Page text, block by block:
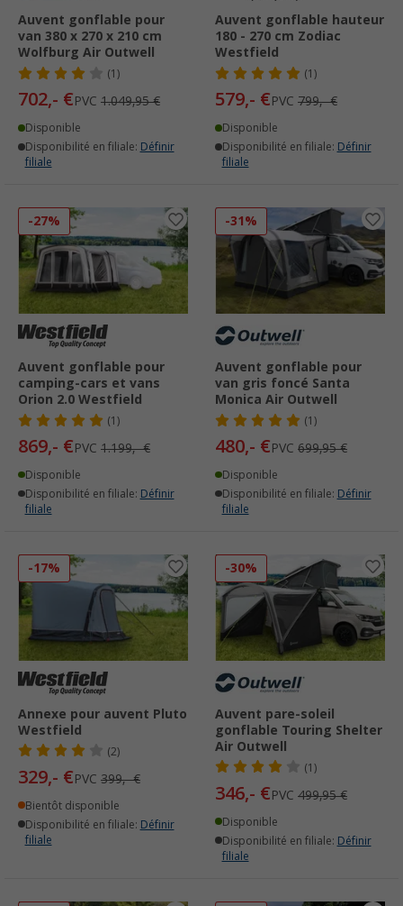
Auvent gonflable pour
van 380 x 270 x 210 cm
Wolfburg Air Outwell
(1)
702,- €PVC 1.049,95 €
Disponible
Disponibilité en filiale: Définir
filiale
Auvent gonflable hauteur
180 - 270 cm Zodiac
Westfield
(1)
579,- €PVC 799,- €
Disponible
Disponibilité en filiale: Définir
filiale
-27%
Auvent gonflable pour
camping-cars et vans
Orion 2.0 Westfield
(1)
869,- €PVC 1.199,- €
Disponible
Disponibilité en filiale: Définir
filiale
-31%
Auvent gonflable pour
van gris foncé Santa
Monica Air Outwell
(1)
480,- €PVC 699,95 €
Disponible
Disponibilité en filiale: Définir
filiale
-17%
Annexe pour auvent Pluto
Westfield
(2)
329,- €PVC 399,- €
Bientôt disponible
Disponibilité en filiale: Définir
filiale
-30%
Auvent pare-soleil
gonflable Touring Shelter
Air Outwell
(1)
346,- €PVC 499,95 €
Disponible
Disponibilité en filiale: Définir
filiale